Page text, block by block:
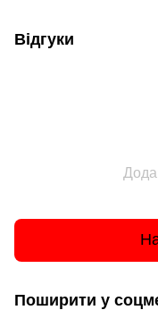
Відгуки
Поширити у